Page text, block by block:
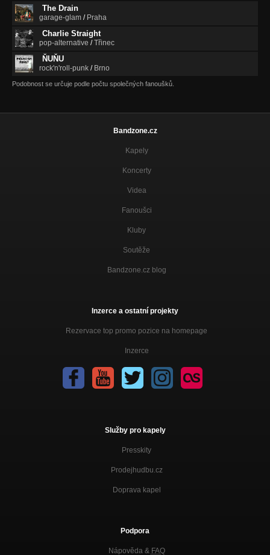
The Drain
garage-glam / Praha
Charlie Straight
pop-alternative /Třinec
ŇUŇU
rock'n'roll-punk / Brno
Podobnost se určuje podle počtu společných fanoušků.
Bandzone.cz
Kapely
Koncerty
Videa
Fanoušci
Kluby
Soutěže
Bandzone.cz blog
Inzerce a ostatní projekty
Rezervace top promo pozice na homepage
Inzerce
Služby pro kapely
Presskity
Prodejhudbu.cz
Doprava kapel
Podpora
Nápověda & FAQ